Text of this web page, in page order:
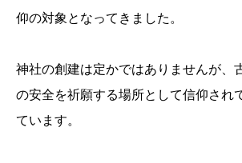
仰の対象となってきました。
神社の創建は定かではありませんが、
の安全を祈願する場所として信仰され
ています。